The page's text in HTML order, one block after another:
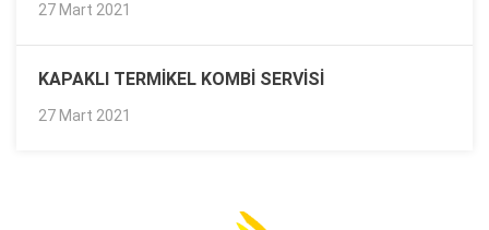
27 Mart 2021
KAPAKLI TERMIKEL KOMBI SERVISI
27 Mart 2021